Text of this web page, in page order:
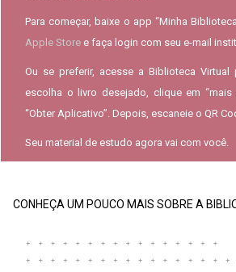
Para começar, baixe o app “Minha
Apple Store e faça login com seu e-mail
Ou se preferir, acesse a Biblioteca Virtual
escolha o livro desejado, clique em
“Obter Aplicativo”. Depois, escaneie o QR
Seu material de estudo agora vai com você.
CONHEÇA UM POUCO MAIS SOBRE A